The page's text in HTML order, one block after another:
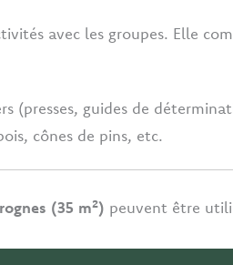
avec les groupes. Elle
(presses, guides de
cônes de pins, etc.
(35 m²) peuvent être